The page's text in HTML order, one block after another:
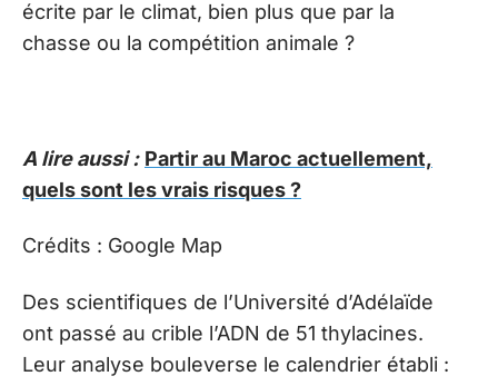
écrite par le climat, bien plus que par la
chasse ou la compétition animale ?
A lire aussi : Partir au Maroc actuellement,
quels sont les vrais risques ?
Crédits : Google Map
Des scientifiques de l’Université d’Adélaïde
ont passé au crible l’ADN de 51 thylacines.
Leur analyse bouleverse le calendrier établi :